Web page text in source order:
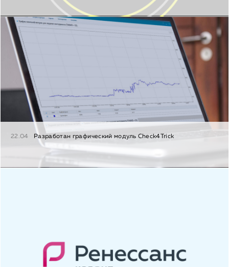
22.04 Разработан графический модуль Check4Trick